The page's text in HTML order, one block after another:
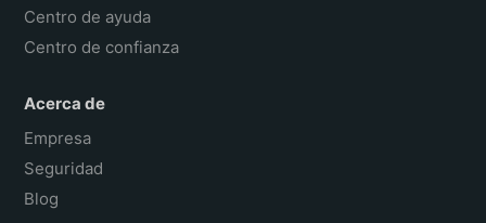
Centro de ayuda
Centro de confianza
Acerca de
Empresa
Seguridad
Blog